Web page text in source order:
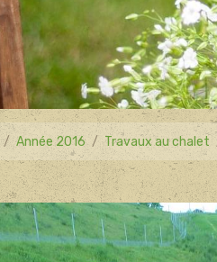
Année 2016 Travaux au chalet